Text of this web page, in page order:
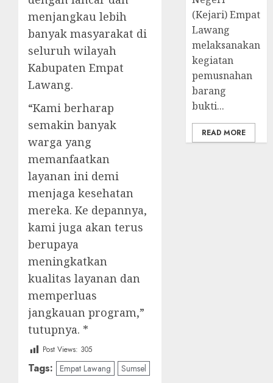
menjangkau lebih
banyak masyarakat di
seluruh wilayah
Kabupaten Empat
Lawang.
“Kami berharap
semakin banyak
warga yang
memanfaatkan
layanan ini demi
menjaga kesehatan
mereka. Ke depannya,
kami juga akan terus
berupaya
meningkatkan
kualitas layanan dan
memperluas
jangkauan program,”
tutupnya. *
Post Views: 305
Tags: Empat Lawang Sumsel
(Kejari) Empat
Lawang
melaksanakan
kegiatan
pemusnahan
barang
bukti...
READ MORE